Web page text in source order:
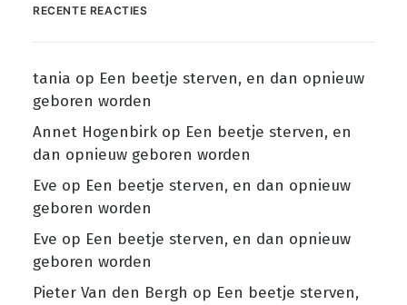
RECENTE REACTIES
tania op Een beetje sterven, en dan opnieuw
geboren worden
Annet Hogenbirk op Een beetje sterven, en
dan opnieuw geboren worden
Eve op Een beetje sterven, en dan opnieuw
geboren worden
Eve op Een beetje sterven, en dan opnieuw
geboren worden
Pieter Van den Bergh op Een beetje sterven,